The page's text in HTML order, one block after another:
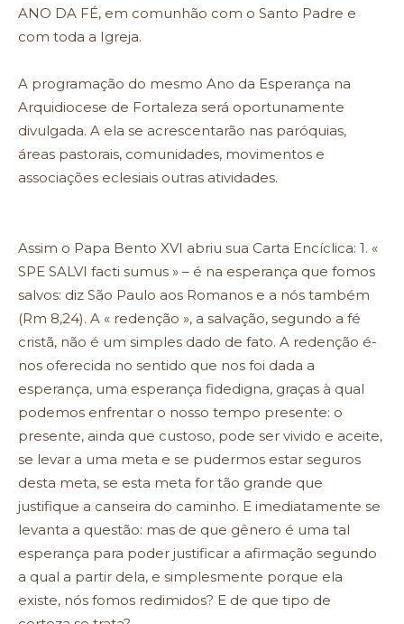
ANO DA FÉ, em comunhão com o Santo Padre e
com toda a Igreja.
A programação do mesmo Ano da Esperança na
Arquidiocese de Fortaleza será oportunamente
divulgada. A ela se acrescentarão nas paróquias,
áreas pastorais, comunidades, movimentos e
associações eclesiais outras atividades.
Assim o Papa Bento XVI abriu sua Carta Encíclica: 1. «
SPE SALVI facti sumus » – é na esperança que fomos
salvos: diz São Paulo aos Romanos e a nós também
(Rm 8,24). A « redenção », a salvação, segundo a fé
cristã, não é um simples dado de fato. A redenção é-
nos oferecida no sentido que nos foi dada a
esperança, uma esperança fidedigna, graças à qual
podemos enfrentar o nosso tempo presente: o
presente, ainda que custoso, pode ser vivido e aceite,
se levar a uma meta e se pudermos estar seguros
desta meta, se esta meta for tão grande que
justifique a canseira do caminho. E imediatamente se
levanta a questão: mas de que gênero é uma tal
esperança para poder justificar a afirmação segundo
a qual a partir dela, e simplesmente porque ela
existe, nós fomos redimidos? E de que tipo de